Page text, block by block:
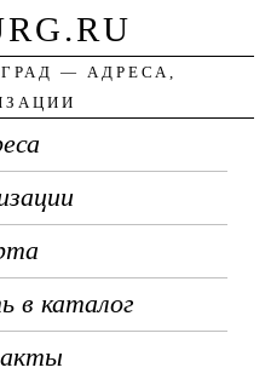
— АДРЕСА,
в каталог